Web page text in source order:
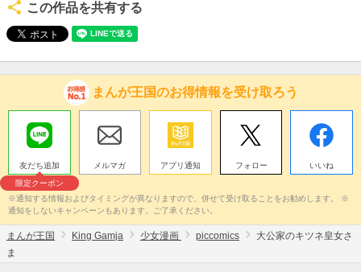
この作品を共有する
まんが王国のお得情報を受け取ろう
友だち追加
限定クーポン
メルマガ アプリ通知 フォロー いいね
※通知する情報およびタイミングが異なりますので、併せて受け取ることをお勧めします。 ※
通知をしないキャンペーンもあります。ご了承ください。
まんが王国 King Gamja 少女漫画 piccomics
大公家のキツネ皇女さ
ま